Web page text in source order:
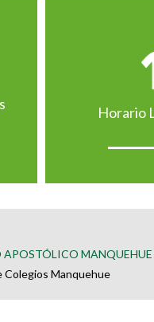
Horario
MANQUEHUE
Colegios Manquehue